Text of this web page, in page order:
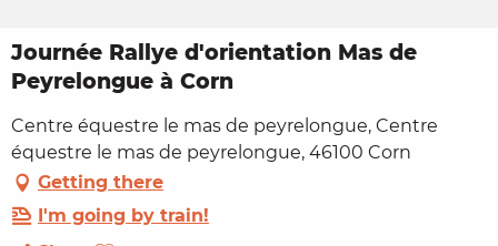
Journée Rallye d'orientation Mas de
Peyrelongue à Corn
Centre équestre le mas de peyrelongue, Centre
équestre le mas de peyrelongue, 46100 Corn
Getting there
I'm going by train!